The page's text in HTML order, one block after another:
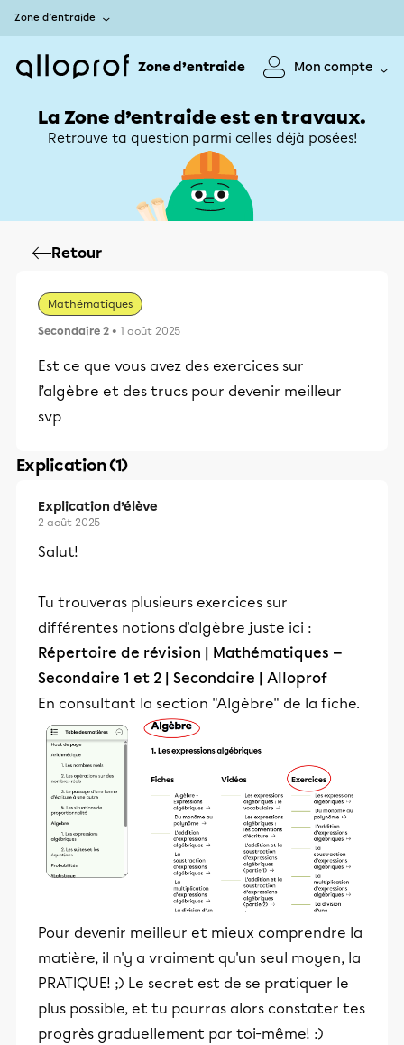
Zone d’entraide
Zone d’entraide Mon compte
La Zone d’entraide est en travaux.
Retrouve ta question parmi celles déjà posées!
Retour
Mathématiques
Secondaire 2 • 1 août 2025
Est ce que vous avez des exercices sur
l’algèbre et des trucs pour devenir meilleur
svp
Explication (1)
Explication d’élève
2 août 2025
Salut!
Tu trouveras plusieurs exercices sur
différentes notions d'algèbre juste ici :
Répertoire de révision | Mathématiques —
Secondaire 1 et 2 | Secondaire | Alloprof
En consultant la section "Algèbre" de la fiche.
Pour devenir meilleur et mieux comprendre la
matière, il n'y a vraiment qu'un seul moyen, la
PRATIQUE! ;) Le secret est de se pratiquer le
plus possible, et tu pourras alors constater tes
progrès graduellement par toi-même! :)